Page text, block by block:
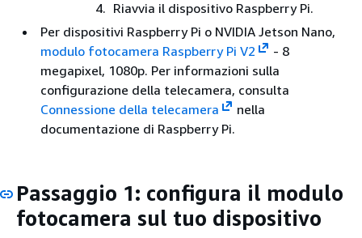
Riavvia il dispositivo Raspberry Pi.
Per dispositivi Raspberry Pi o NVIDIA Jetson Nano,
modulo fotocamera Raspberry Pi V2
- 8
megapixel, 1080p. Per informazioni sulla
configurazione della telecamera, consulta
Connessione della telecamera
nella
documentazione di Raspberry Pi.
Passaggio 1: configura il modulo
fotocamera sul tuo dispositivo